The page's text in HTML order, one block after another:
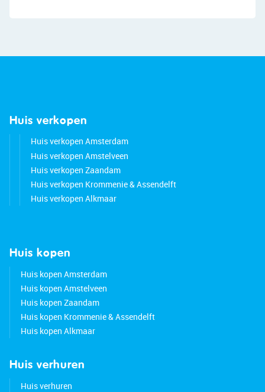
• Servicecosts € 322 p/m of which €73 is an
Huis verkopen
Huis verkopen Amsterdam
Huis verkopen Amstelveen
Huis verkopen Zaandam
Huis verkopen Krommenie & Assendelft
Huis verkopen Alkmaar
Huis kopen
Huis kopen Amsterdam
Huis kopen Amstelveen
Huis kopen Zaandam
Huis kopen Krommenie & Assendelft
Huis kopen Alkmaar
Huis verhuren
Huis verhuren